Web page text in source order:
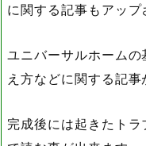
に関する記事もアップ
ユニバーサルホーム
え方などに関する記事
完成後には起きたト